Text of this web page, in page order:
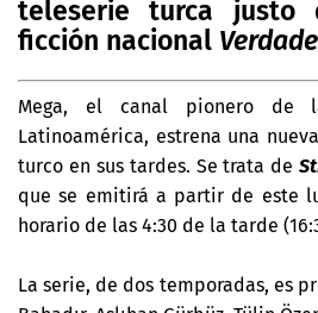
teleserie turca justo
ficción nacional
Mega, el canal pionero de
Latinoamérica, estrena una
turco en sus tardes. Se trata de
que se emitirá a partir de este
horario de las 4:30 de la tarde
La serie, de dos temporadas, es